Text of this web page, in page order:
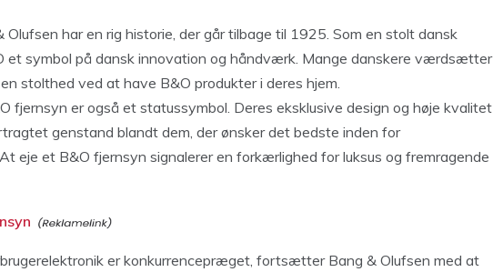
Olufsen har en rig historie, der går tilbage til 1925. Som en stolt dansk
et symbol på dansk innovation og håndværk. Mange danskere værdsætter
stolthed ved at have B&O produkter i deres hjem.
fjernsyn er også et statussymbol. Deres eksklusive design og høje kvalitet
genstand blandt dem, der ønsker det bedste inden for
eje et B&O fjernsyn signalerer en forkærlighed for luksus og fremragende
er konkurrencepræget, fortsætter Bang & Olufsen med at